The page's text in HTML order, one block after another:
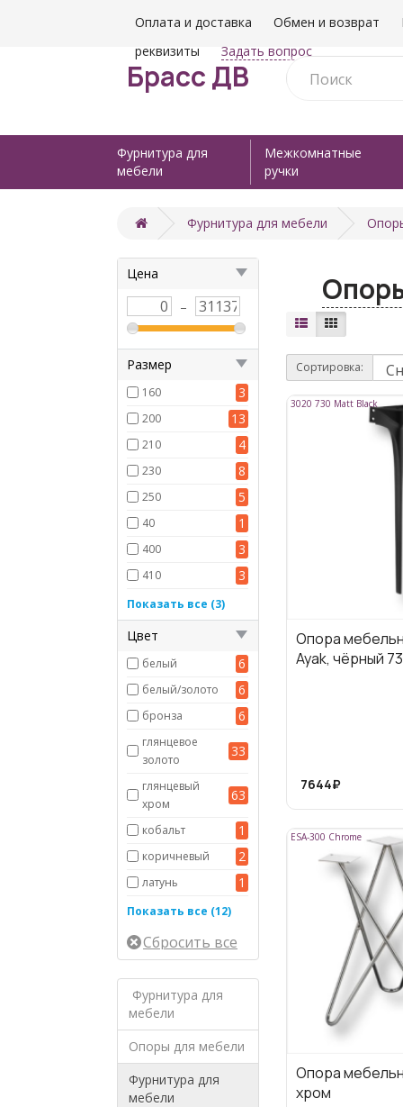
Оплата и доставка Обмен и возврат
реквизиты
Задать вопрос
Брасс ДВ
Фурнитура для
мебели
Межкомнатные
ручки
Фурнитура для мебели
Цена
–
Размер
160 3
200 13
210 4
230 8
250 5
40 1
400 3
410 3
710
5
166
Показать все (3)
Цвет
белый 6
белый/золото 6
бронза 6
глянцевое
золото
33
глянцевый
хром
63
кобальт 1
коричневый 2
латунь 1
матовое
матовый хром
медь 5
не указан
никель 2
серебро 1
серый
Показать все (12)
Фурнитура для
мебели
Опоры для мебели
Фурнитура для
мебели
Сортировка:
3020 730 Matt Black
Опора
Ayak, чёрный
7644₽
ESA-300 Chrome
Опора
хром